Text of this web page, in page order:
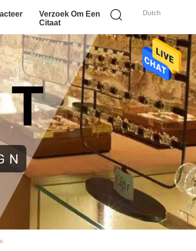
Dutch
Verzoek Om Een
Citaat